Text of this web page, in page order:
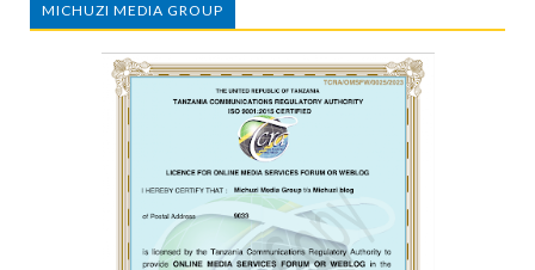
MICHUZI MEDIA GROUP